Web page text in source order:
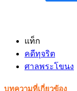
แท็ก
คดีทุจริต
ศาลพระโขนง
บทความที่เกี่ยวข้อง